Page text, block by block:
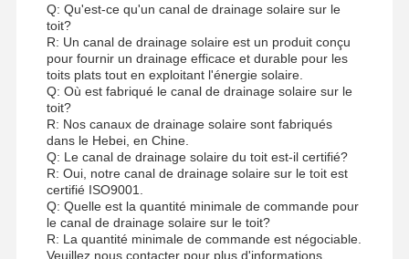
Q: Qu'est-ce qu'un canal de drainage solaire sur le
toit?
R: Un canal de drainage solaire est un produit conçu
pour fournir un drainage efficace et durable pour les
toits plats tout en exploitant l'énergie solaire.
Q: Où est fabriqué le canal de drainage solaire sur le
toit?
R: Nos canaux de drainage solaire sont fabriqués
dans le Hebei, en Chine.
Q: Le canal de drainage solaire du toit est-il certifié?
R: Oui, notre canal de drainage solaire sur le toit est
certifié ISO9001.
Q: Quelle est la quantité minimale de commande pour
le canal de drainage solaire sur le toit?
R: La quantité minimale de commande est négociable.
Veuillez nous contacter pour plus d'informations.